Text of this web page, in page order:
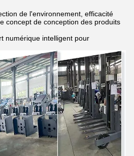
de l'environnement, efficacité
concept de conception des produits
numérique intelligent pour